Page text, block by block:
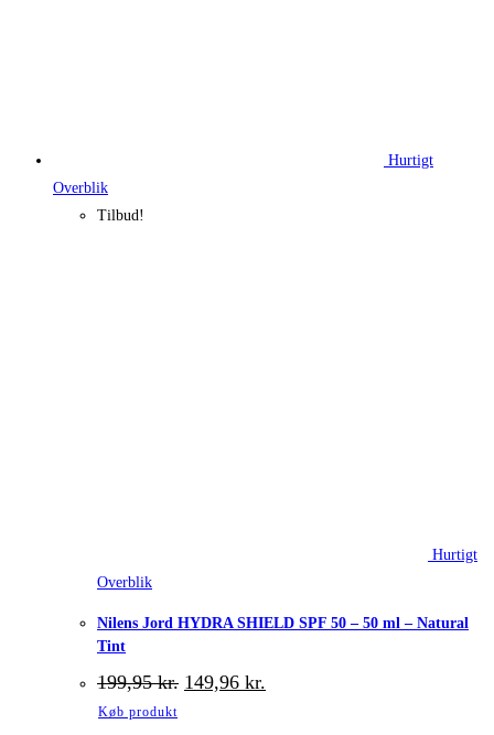
Hurtigt
Overblik
Tilbud!
Hurtigt
Overblik
Nilens Jord HYDRA SHIELD SPF 50 – 50 ml – Natural
Tint
199,95kr. Den
oprindelige
149,96 kr.
Køb produkt